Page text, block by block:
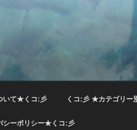
いて★くコ:彡 くコ:彡 ★カテゴリー
シーポリシー★くコ:彡